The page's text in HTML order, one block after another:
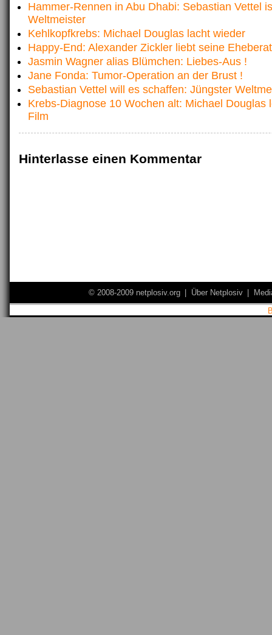
Hammer-Rennen in Abu Dhabi: Sebastian Vettel
Weltmeister
Kehlkopfkrebs: Michael Douglas lacht wieder
Happy-End: Alexander Zickler liebt seine
Jasmin Wagner alias Blümchen: Liebes-Aus !
Jane Fonda: Tumor-Operation an der Brust !
Sebastian Vettel will es schaffen: Jüngster
Krebs-Diagnose 10 Wochen alt: Michael Douglas
Film
Hinterlasse einen Kommentar
© 2008-2009 netplosiv.org Über Netplosiv